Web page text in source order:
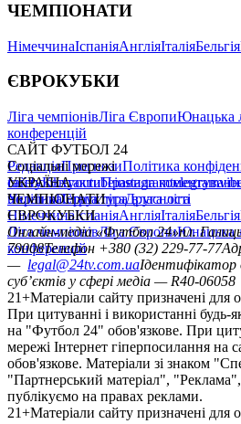
ЧЕМПІОНАТИ
НімеччинаІспаніяАнгліяІталіяБельгія
ЄВРОКУБКИ
Ліга чемпіонівЛіга ЄвропиЮнацька
конференцій
САЙТ ФУТБОЛ 24
РедакціяПрогнозиПолітика
сайтуКонтактиПравила
політикаСтруктура власності
Соціальні мережі
facebookxyoutubeinstagramtelegram
УКРАЇНА
УкраїнаПерша лігаДруга ліга
ЧЕМПІОНАТИ
НімеччинаІспаніяАнгліяІталіяБельгія
ЄВРОКУБКИ
Ліга чемпіонівЛіга ЄвропиЮнацька
конференцій
Онлайн-медіа «Футбол 24»пл.
79008Телефон +380 (32) 229-77-77
— legal@24tv.com.uaІдентифікатор
суб’єктів у сфері медіа — R40-06058
21+Матеріали сайту призначені для
При цитуванні і використанні будь-
на "Футбол 24" обов'язкове. При
мережі Інтернет гіперпосилання на
обов'язкове. Матеріали зі знаком
"Партнерський матеріал",
публікуємо на правах реклами.
21+Матеріали сайту призначені для